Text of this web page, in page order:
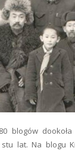
blogów
lat. Na blogu